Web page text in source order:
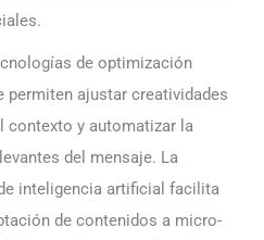
de optimización
permiten ajustar creatividades
contexto y automatizar la
del mensaje. La
inteligencia artificial facilita
de contenidos a micro-